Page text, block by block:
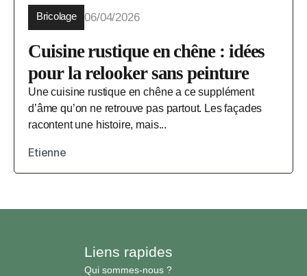
Bricolage 06/04/2026
Cuisine rustique en chêne : idées
pour la relooker sans peinture
Une cuisine rustique en chêne a ce supplément
d’âme qu’on ne retrouve pas partout. Les façades
racontent une histoire, mais...
Etienne
Liens rapides
Qui sommes-nous ?